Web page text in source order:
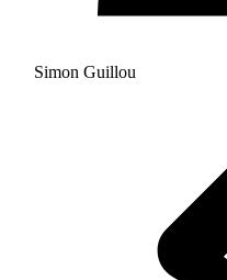
Simon Guillou